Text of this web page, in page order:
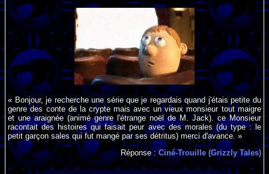
« Bonjour, je recherche une série que je regardais quand j'étais petite du
genre des conte de la crypte mais avec un vieux monsieur tout maigre
et une araignée (animé genre l'étrange noël de M. Jack). ce Monsieur
racontait des histoires qui faisait peur avec des morales (du type : le
petit garçon sales qui fut mangé par ses détritus) merci d'avance. »
Réponse :Ciné-Trouille (Grizzly Tales)